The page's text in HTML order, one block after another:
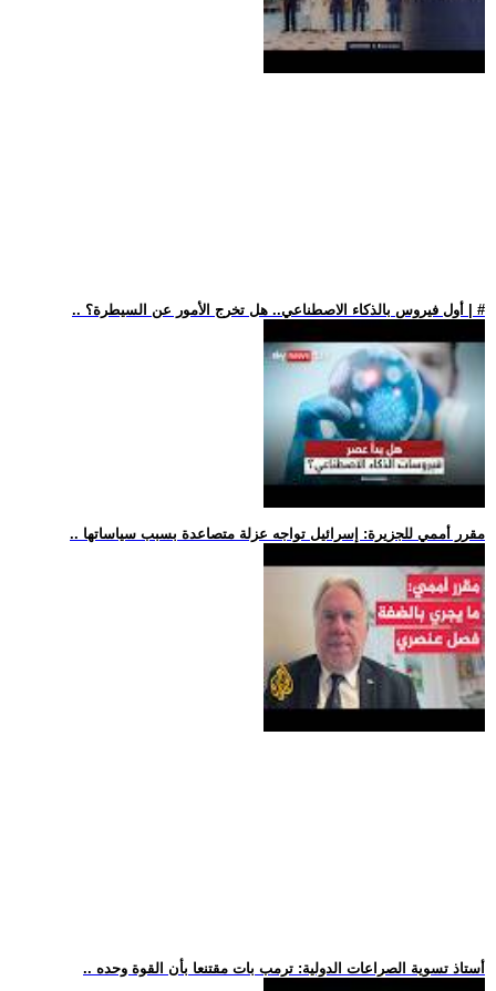
.. أول فيروس بالذكاء الاصطناعي.. هل تخرج الأمور عن السيطرة؟ | #
.. مقرر أممي للجزيرة: إسرائيل تواجه عزلة متصاعدة بسبب سياساتها
.. أستاذ تسوية الصراعات الدولية: ترمب بات مقتنعا بأن القوة وحده